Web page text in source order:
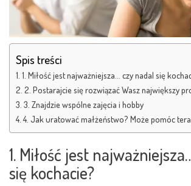
Spis treści
1. Miłość jest najważniejsza… czy nadal się
2. Postarajcie się rozwiązać Wasz największy
3. Znajdzie wspólne zajęcia i hobby
4. Jak uratować małżeństwo? Może pomóc
1. Miłość jest
się kochacie?